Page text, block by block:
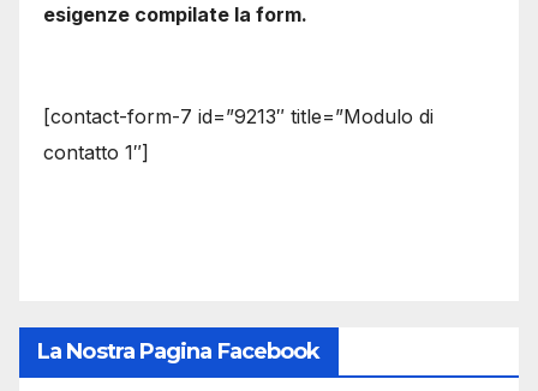
esigenze compilate la form.
[contact-form-7 id=”9213″ title=”Modulo di
contatto 1″]
La Nostra Pagina Facebook